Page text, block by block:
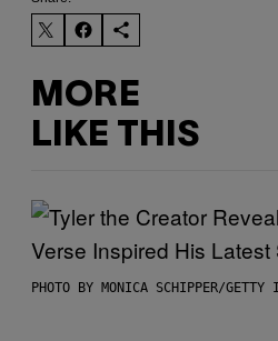
MORE
LIKE THIS
PHOTO BY MONICA SCHIPPER/GETTY